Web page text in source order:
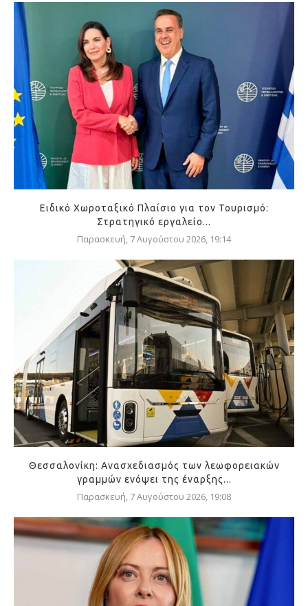
Ειδικό Χωροταξικό Πλαίσιο για τον Τουρισμό:
Στρατηγικό εργαλείο...
Παρασκευή, 7 Αυγούστου 2026, 19:14
Θεσσαλονίκη: Ανασχεδιασμός των λεωφορειακών
γραμμών ενόψει της έναρξης...
Παρασκευή, 7 Αυγούστου 2026, 19:08